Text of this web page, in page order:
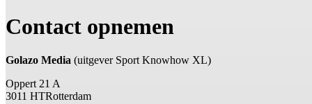
Contact opnemen
Golazo Media (uitgever Sport Knowhow XL)
Oppert 21 A
3011 HTRotterdam